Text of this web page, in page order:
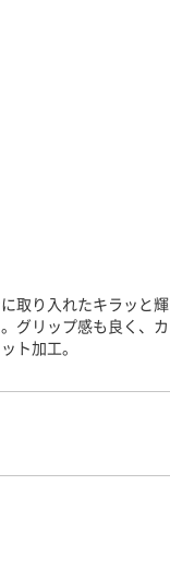
取り入れたキラッと
グリップ感も良く、
ト加工。